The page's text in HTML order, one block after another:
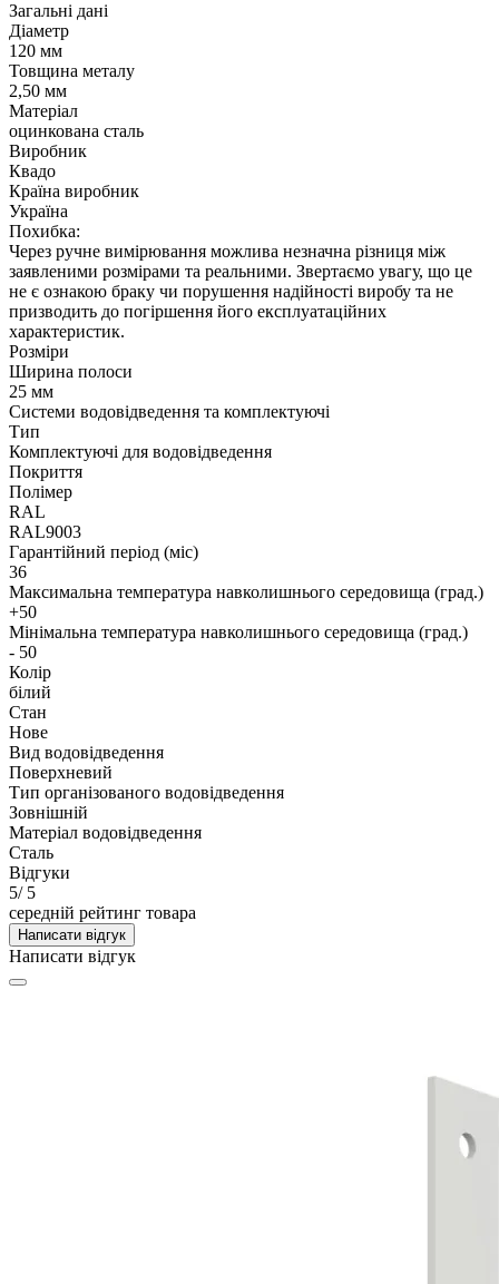
Загальні дані
Діаметр
120 мм
Товщина металу
2,50 мм
Матеріал
оцинкована сталь
Виробник
Квадо
Країна виробник
Україна
Похибка:
Через ручне вимірювання можлива незначна різниця між
заявленими розмірами та реальними. Звертаємо увагу, що це
не є ознакою браку чи порушення надійності виробу та не
призводить до погіршення його експлуатаційних
характеристик.
Розміри
Ширина полоси
25 мм
Системи водовідведення та комплектуючі
Тип
Комплектуючі для водовідведення
Покриття
Полімер
RAL
RAL9003
Гарантійний період (міс)
36
Максимальна температура навколишнього середовища (град.)
+50
Мінімальна температура навколишнього середовища (град.)
- 50
Колір
білий
Стан
Нове
Вид водовідведення
Поверхневий
Тип організованого водовідведення
Зовнішній
Матеріал водовідведення
Сталь
Відгуки
5/ 5
середній рейтинг товара
Написати відгук
Написати відгук